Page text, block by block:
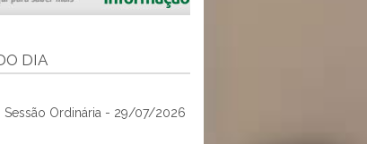
DIA
Sessão Ordinária - 29/07/2026